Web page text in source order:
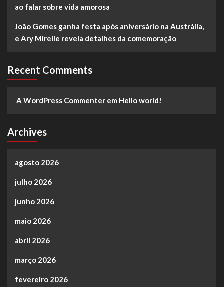
ao falar sobre vida amorosa
João Gomes ganha festa após aniversário na Austrália,
e Ary Mirelle revela detalhes da comemoração
Recent Comments
A WordPress Commenter em Hello world!
Archives
agosto 2026
julho 2026
junho 2026
maio 2026
abril 2026
março 2026
fevereiro 2026